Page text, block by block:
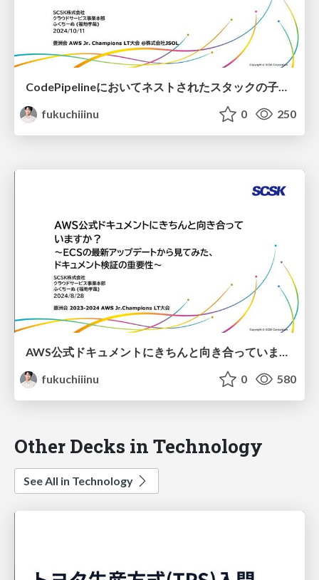
fukuchiiinu
0 250
AWS公式ドキュメントにきちんと向き合っていますか？～ECSの最新アップデートから見てみた、ドキュメント検証の重要性～
fukuchiiinu
0 580
Other Decks in Technology
See All in Technology